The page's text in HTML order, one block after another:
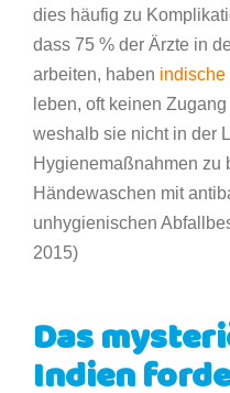
dies häufig zu
dass 75 % der Ärzte in
arbeiten, haben indische
leben, oft keinen Zugang
weshalb sie nicht in der
Hygienemaßnahmen zu
Händewaschen mit
unhygienischen
2015)
Das